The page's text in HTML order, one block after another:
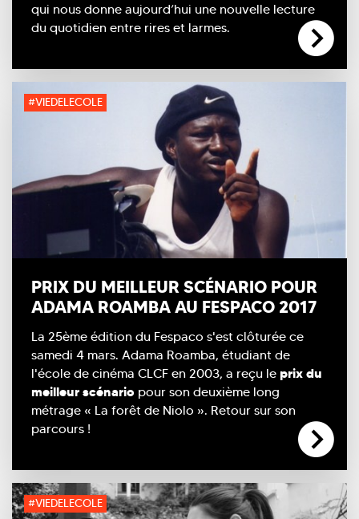
qui nous donne aujourd’hui une nouvelle lecture
du quotidien entre rires et larmes.
#VIEDELECOLE
PRIX DU MEILLEUR SCÉNARIO POUR
ADAMA ROAMBA AU FESPACO 2017
La 25ème édition du Fespaco s'est clôturée ce
samedi 4 mars. Adama Roamba, étudiant de
l'école de cinéma CLCF en 2003, a reçu le prix du
meilleur scénario pour son deuxième long
métrage « La forêt de Niolo ». Retour sur son
parcours !
#VIEDELECOLE